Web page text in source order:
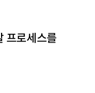
프로세스를